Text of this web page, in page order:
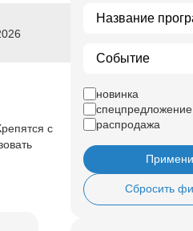
с
новинка
спецпредложение
распродажа
Сбросить